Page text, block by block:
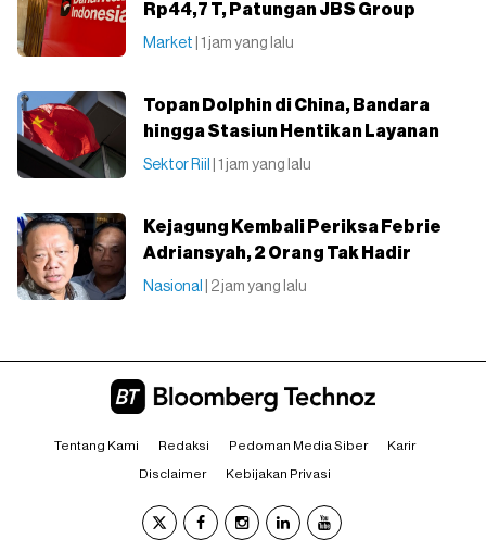
Rp44,7 T, Patungan JBS Group
Market | 1 jam yang lalu
Topan Dolphin di China, Bandara
hingga Stasiun Hentikan Layanan
Sektor Riil | 1 jam yang lalu
Kejagung Kembali Periksa Febrie
Adriansyah, 2 Orang Tak Hadir
Nasional | 2 jam yang lalu
Tentang Kami Redaksi Pedoman Media Siber Karir
Disclaimer Kebijakan Privasi